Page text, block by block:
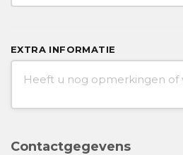
EXTRA INFORMATIE
Contactgegevens